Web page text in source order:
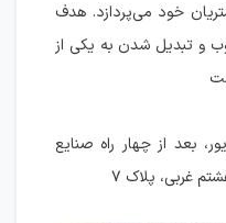
خود می‌پردازد. هدف
و تبدیل شدن به یکی از
آباد، خیابان ۱۷ شهریور، بعد از چهار راه صنایع
غربی، پلاک ۷